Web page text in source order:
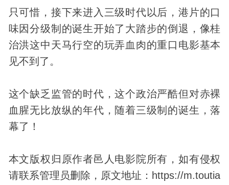
只可惜，接下来进入三级时代以后，港片的口
味因分级制的诞生开始了大踏步的倒退，像桂
治洪这中天马行空的玩弄血肉的重口电影基本
见不到了。
这个缺乏监管的时代，这个政治严酷但对赤裸
血腥无比放纵的年代，随着三级制的诞生，落
幕了！
本文版权归原作者邑人电影院所有，如有侵权
请联系管理员删除，原文地址：https://m.toutia